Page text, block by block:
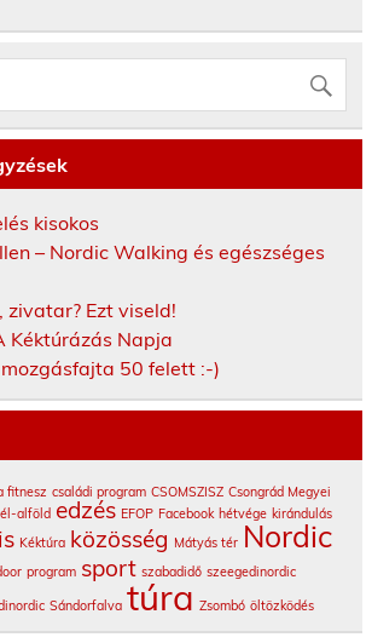
kisokos
– Nordic Walking és egészséges
zivatar? Ezt viseld!
Kéktúrázás Napja
50 felett :-)
fitnesz családi program CSOMSZISZ Csongrád Megyei
alföld edzés EFOP Facebook hétvége kirándulás
Kéktúra közösség Mátyás tér Nordic
program sport szabadidő szeegedinordic
Sándorfalva túra Zsombó öltözködés